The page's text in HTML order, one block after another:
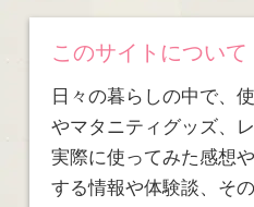
このサイトについて
日々の暮らしの中で、
やマタニティグッズ、
実際に使ってみた感想
する情報や体験談、そ